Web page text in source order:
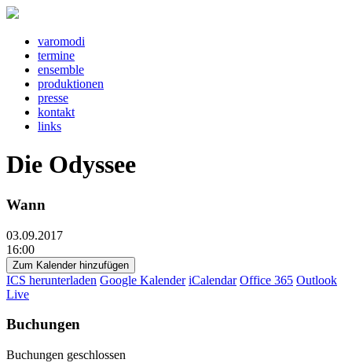
varomodi
termine
ensemble
produktionen
presse
kontakt
links
Die Odyssee
Wann
03.09.2017
16:00
Zum Kalender hinzufügen
ICS herunterladen Google Kalender iCalendar Office 365 Outlook
Live
Buchungen
Buchungen geschlossen